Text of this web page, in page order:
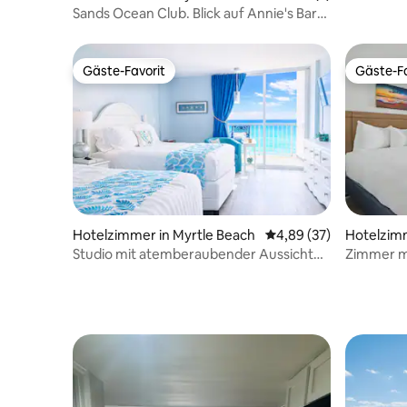
Sands Ocean Club. Blick auf Annie's Bar
Gäste-Favorit
Gäste-Favorit
Hotelzimmer in Myrtle Beach Durchschnittliche
4,89 (37)
Studio mit atemberaubender Aussicht
Gäste-
Gäste-
Zimmer
Meer +